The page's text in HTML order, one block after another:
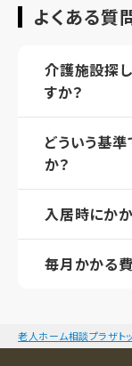
よくある質
介護施設探
すか？
どういう基
か？
入居時にか
毎月かかる
老人ホーム相談プラザト